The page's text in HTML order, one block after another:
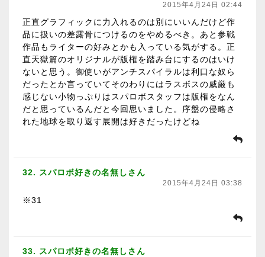
2015年4月24日 02:44
正直グラフィックに力入れるのは別にいいんだけど作
品に扱いの差露骨につけるのをやめるべき。あと参戦
作品もライターの好みとかも入っている気がする。正
直天獄篇のオリジナルが版権を踏み台にするのはいけ
ないと思う。御使いがアンチスパイラルは利口な奴ら
だったとか言っていてそのわりにはラスボスの威厳も
感じない小物っぷりはスパロボスタッフは版権をなん
だと思っているんだと今回思いました。序盤の侵略さ
れた地球を取り返す展開は好きだったけどね
32. スパロボ好きの名無しさん
2015年4月24日 03:38
※31
33. スパロボ好きの名無しさん